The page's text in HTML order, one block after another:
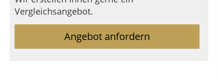
Vergleichsangebot.
Angebot anfordern